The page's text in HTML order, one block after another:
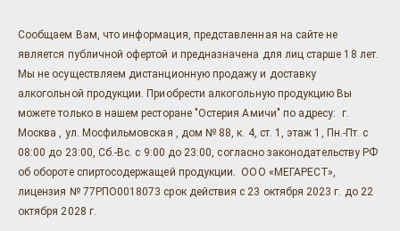
Сообщаем Вам, что информация, представленная на сайте не
является публичной офертой и предназначена для лиц старше 18 лет.
Мы не осуществляем дистанционную продажу и доставку
алкогольной продукции. Приобрести алкогольную продукцию Вы
можете только в нашем ресторане "Остерия Амичи" по адресу: г.
Москва , ул. Мосфильмовская , дом № 88, к. 4, ст. 1, этаж 1, Пн.-Пт. с
08:00 до 23:00, Сб.-Вс. с 9:00 до 23:00, согласно законодательству РФ
об обороте спиртосодержащей продукции. ООО «МЕГАРЕСТ»,
лицензия № 77РПО0018073 срок действия с 23 октября 2023 г. до 22
октября 2028 г.